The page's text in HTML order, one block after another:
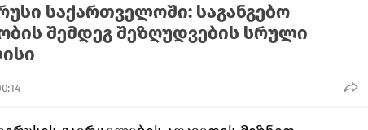
საქართველოში: საგანგებო
შემდეგ შეზღუდვების სრული